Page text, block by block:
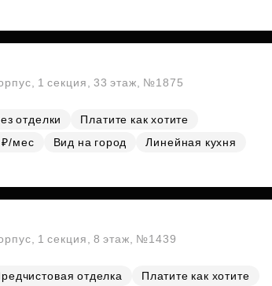
1 секция, 33 этаж, №1875
отделки
Платите как хотите
₽/мес
Вид на город
Линейная кухня
1 секция, 8 этаж, №1439
отделка
Платите как хотите